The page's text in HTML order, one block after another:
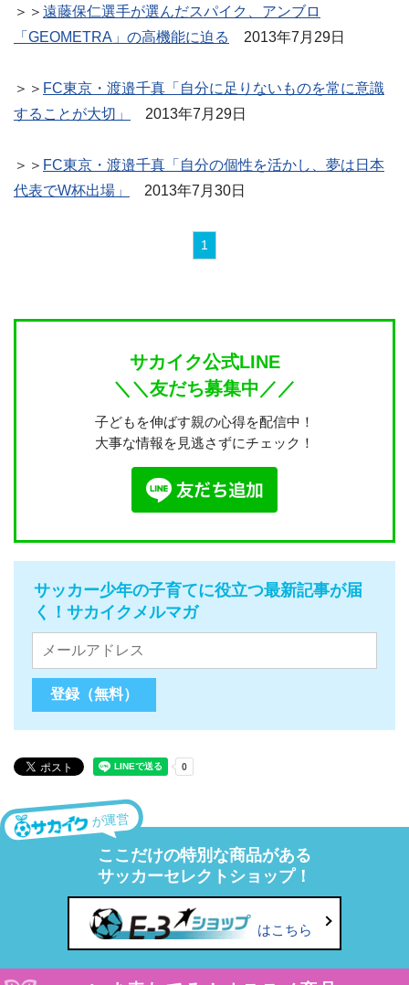
＞＞ 遠藤保仁選手が選んだスパイク、アンブロ
「GEOMETRA」の高機能に迫る
2013年7月29日
＞＞ FC東京・渡邉千真「自分に足りないものを常に意識
することが大切」
2013年7月29日
＞＞ FC東京・渡邉千真「自分の個性を活かし、夢は日本
代表でW杯出場」
2013年7月30日
1
サカイク公式LINE
＼＼友だち募集中／／
子どもを伸ばす親の心得を配信中！
大事な情報を見逃さずにチェック！
サッカー少年の子育てに役立つ最新記事が届
く！サカイクメルマガ
が運営
ここだけの特別な商品がある
サッカーセレクトショップ！
はこちら